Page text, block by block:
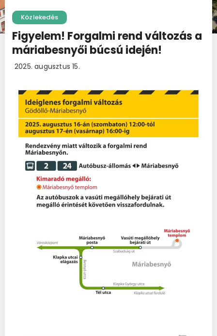
Közlekedés
Figyelem! Forgalmi rend változás a
máriabesnyői búcsú idején!
2025. augusztus 15.